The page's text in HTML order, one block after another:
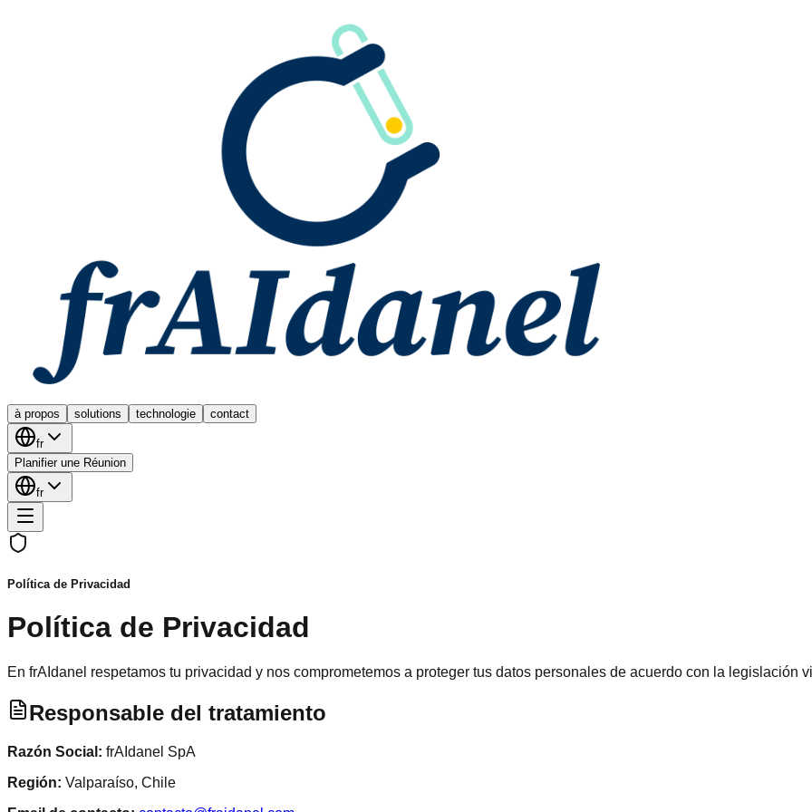
à propos solutions technologie contact
fr
Planifier une Réunion
fr
Política de Privacidad
Política de Privacidad
En frAIdanel respetamos tu privacidad y nos comprometemos a proteger tus datos personales de acuerdo con la legislación
Responsable del tratamiento
Razón Social: frAIdanel SpA
Región: Valparaíso, Chile